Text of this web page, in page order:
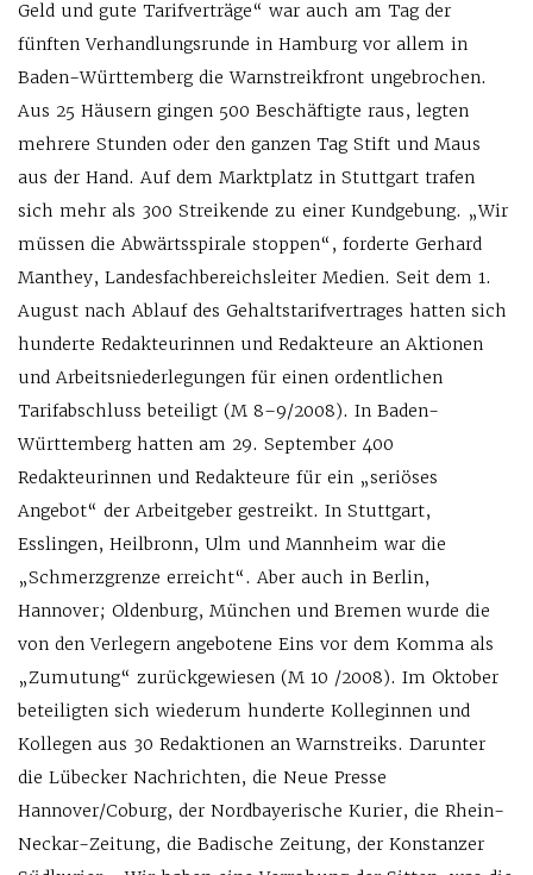
Geld und gute Tarifverträge“ war auch am Tag der
fünften Verhandlungsrunde in Hamburg vor allem in
Baden-Württemberg die Warnstreikfront ungebrochen.
Aus 25 Häusern gingen 500 Beschäftigte raus, legten
mehrere Stunden oder den ganzen Tag Stift und Maus
aus der Hand. Auf dem Marktplatz in Stuttgart trafen
sich mehr als 300 Streikende zu einer Kundgebung. „Wir
müssen die Abwärtsspirale stoppen“, forderte Gerhard
Manthey, Landesfachbereichsleiter Medien. Seit dem 1.
August nach Ablauf des Gehaltstarifvertrages hatten sich
hunderte Redakteurinnen und Redakteure an Aktionen
und Arbeitsniederlegungen für einen ordentlichen
Tarifabschluss beteiligt (M 8–9/2008). In Baden-
Württemberg hatten am 29. September 400
Redakteurinnen und Redakteure für ein „seriöses
Angebot“ der Arbeitgeber gestreikt. In Stuttgart,
Esslingen, Heilbronn, Ulm und Mannheim war die
„Schmerzgrenze erreicht“. Aber auch in Berlin,
Hannover; Oldenburg, München und Bremen wurde die
von den Verlegern angebotene Eins vor dem Komma als
„Zumutung“ zurückgewiesen (M 10 /2008). Im Oktober
beteiligten sich wiederum hunderte Kolleginnen und
Kollegen aus 30 Redaktionen an Warnstreiks. Darunter
die Lübecker Nachrichten, die Neue Presse
Hannover/Coburg, der Nordbayerische Kurier, die Rhein-
Neckar-Zeitung, die Badische Zeitung, der Konstanzer